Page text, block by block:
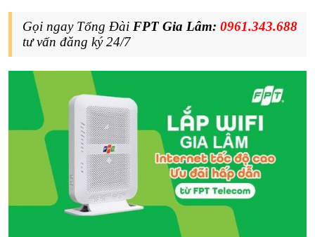
Gọi ngay Tổng Đài FPT Gia Lâm: 0961.343.688
tư vấn đăng ký 24/7